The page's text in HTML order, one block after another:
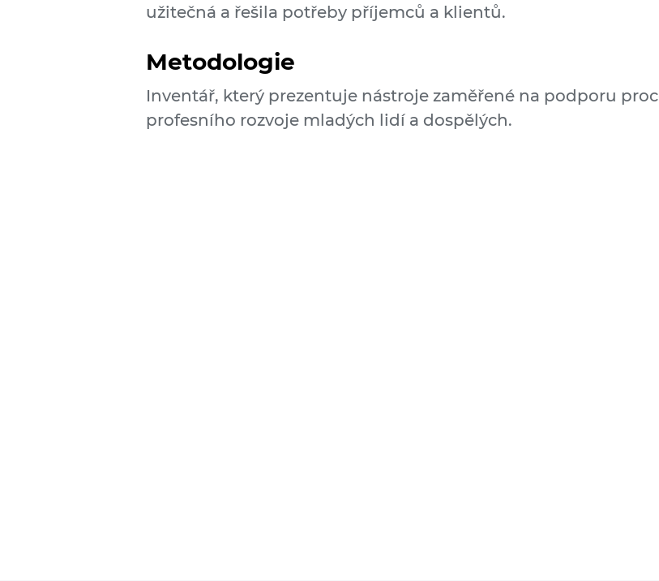
užitečná a řešila potřeby příjemců a klientů.
Metodologie
Inventář, který prezentuje nástroje zaměřené na podporu
profesního rozvoje mladých lidí a dospělých.